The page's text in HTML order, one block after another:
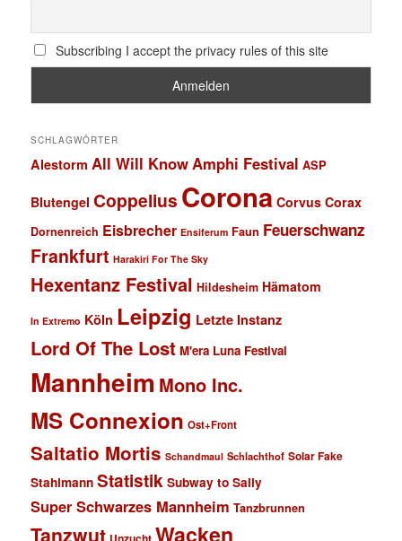
Subscribing I accept the privacy rules of this site
SCHLAGWÖRTER
Alestorm All Will Know Amphi Festival ASP
Blutengel Coppelius Corona Corvus Corax
Dornenreich Eisbrecher Ensiferum Faun Feuerschwanz
Frankfurt Harakiri For The Sky
Hexentanz Festival Hildesheim Hämatom
In Extremo Köln Leipzig Letzte Instanz
Lord Of The Lost M'era Luna Festival
Mannheim Mono Inc.
MS Connexion Ost+Front
Saltatio Mortis Schandmaul Schlachthof Solar Fake
Stahlmann Statistik Subway to Sally
Super Schwarzes Mannheim Tanzbrunnen
Tanzwut Wacken